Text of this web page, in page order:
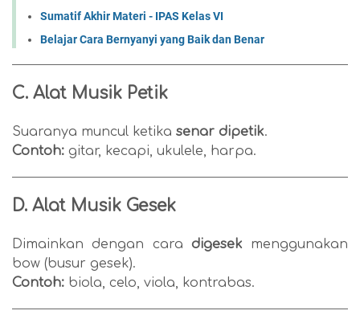
Sumatif Akhir Materi - IPAS Kelas VI
Belajar Cara Bernyanyi yang Baik dan Benar
C. Alat Musik Petik
Suaranya muncul ketika senar dipetik.
Contoh: gitar, kecapi, ukulele, harpa.
D. Alat Musik Gesek
Dimainkan dengan cara digesek menggunakan
bow (busur gesek).
Contoh: biola, celo, viola, kontrabas.